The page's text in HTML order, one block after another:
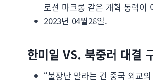
로선 마크롱 같은 개혁 동력이
2023년 04월28일.
한미일 VS. 북중러 대결
“불장난 말라는 건 중국 외교